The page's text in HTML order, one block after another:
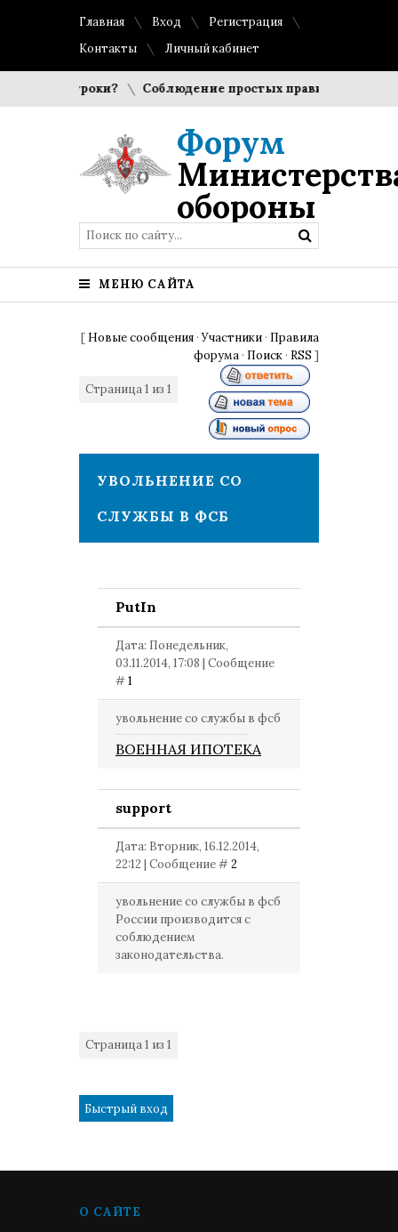
Главная Вход
Регистрация
Контакты
Личный кабинет
игроки? Соблюдение простых правил гигиены
Форум
обороны
МЕНЮ САЙТА
[ Новые сообщения ·Участники · Правила
форума · Поиск · RSS ]
Страница1 из 1
УВОЛЬНЕНИЕ СО
СЛУЖБЫ В ФСБ
PutIn
Дата: Понедельник,
03.11.2014, 17:08 | Сообщение
#1
увольнение со службы в фсб
ВОЕННАЯ ИПОТЕКА
support
Дата: Вторник, 16.12.2014,
22:12 | Сообщение #2
увольнение со службы в фсб
России производится с
соблюдением
законодательства.
Страница1 из 1
О САЙТЕ